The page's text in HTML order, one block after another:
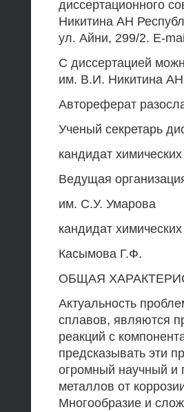
диссертационного
Никитина АН
ул. Айни, 299/2. E-
С диссертацией
им. В.И. Никитина АН
Автореферат
Ученый секретарь
кандидат
Ведущая
им. С.У. Умарова
кандидат
Касымова Г.Ф.
ОБЩАЯ
Актуальность
сплавов, являются
реакций с
предсказывать эти
огромный научный и
металлов от
Многообразие и